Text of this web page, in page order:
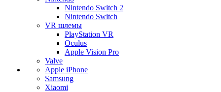
Nintendo Switch 2
Nintendo Switch
VR шлемы
PlayStation VR
Oculus
Apple Vision Pro
Valve
Apple iPhone
Samsung
Xiaomi